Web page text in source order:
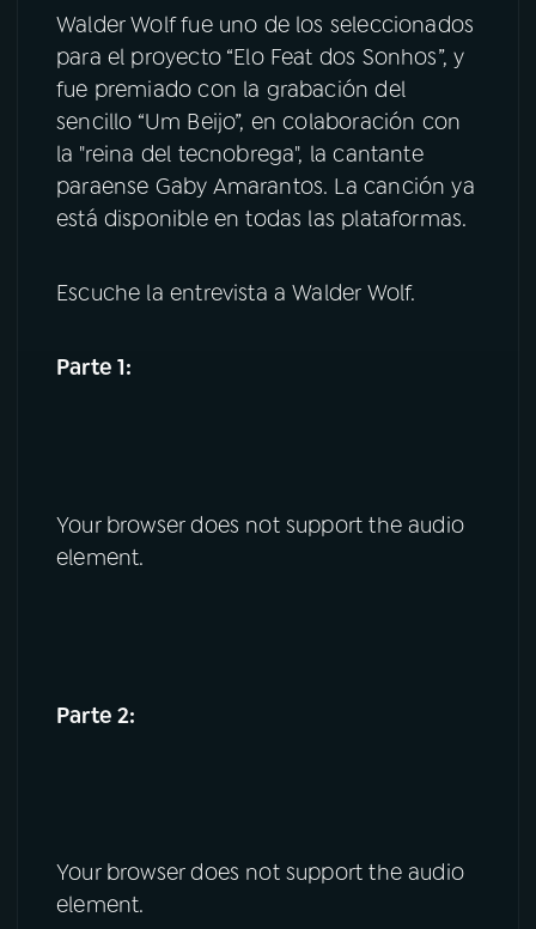
Walder Wolf fue uno de los seleccionados
para el proyecto “Elo Feat dos Sonhos”, y
fue premiado con la grabación del
sencillo “Um Beijo”, en colaboración con
la "reina del tecnobrega", la cantante
paraense Gaby Amarantos. La canción ya
está disponible en todas las plataformas.
Escuche la entrevista a Walder Wolf.
Parte 1:
Your browser does not support the audio
element.
Parte 2:
Your browser does not support the audio
element.